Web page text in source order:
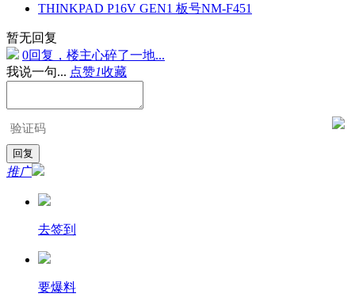
THINKPAD P16V GEN1 板号NM-F451
暂无回复
0回复，楼主心碎了一地...
我说一句... 点赞1收藏
推广
去签到
要爆料